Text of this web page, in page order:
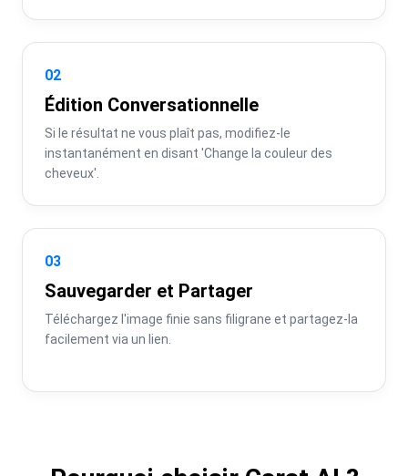
02
Édition Conversationnelle
Si le résultat ne vous plaît pas, modifiez-le
instantanément en disant 'Change la couleur des
cheveux'.
03
Sauvegarder et Partager
Téléchargez l'image finie sans filigrane et partagez-la
facilement via un lien.